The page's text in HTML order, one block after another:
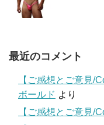
最近のコメント
【ご感想とご意見/
ボールド より
【ご感想とご意見/